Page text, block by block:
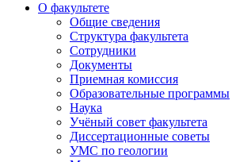
О факультете
Общие сведения
Структура факультета
Сотрудники
Документы
Приемная комиссия
Образовательные программы
Наука
Учёный совет факультета
Диссертационные советы
УМС по геологии